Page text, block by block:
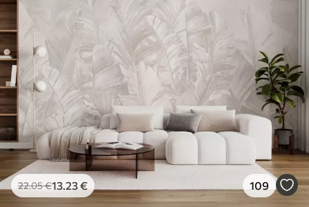
22.05€13 .23€ 109